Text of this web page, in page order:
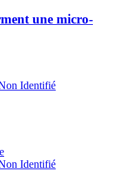
une micro-
Identifié
Identifié